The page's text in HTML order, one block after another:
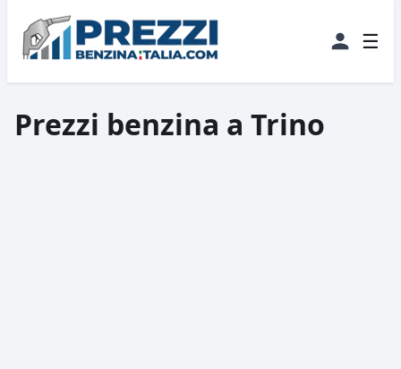
☰
Prezzi benzina a Trino